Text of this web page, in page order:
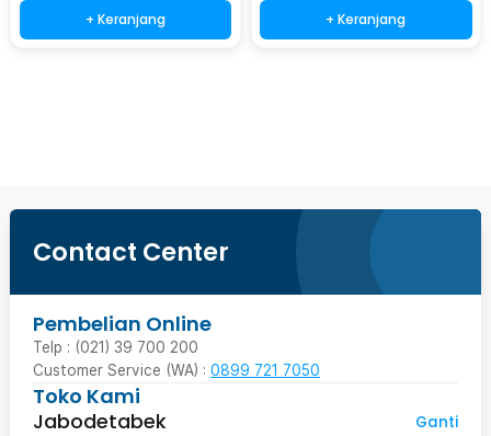
+ Keranjang + Keranjang
Contact Center
Pembelian Online
Telp : (021) 39 700 200
Customer Service (WA) : 0899 721 7050
Toko Kami
Jabodetabek
Ganti